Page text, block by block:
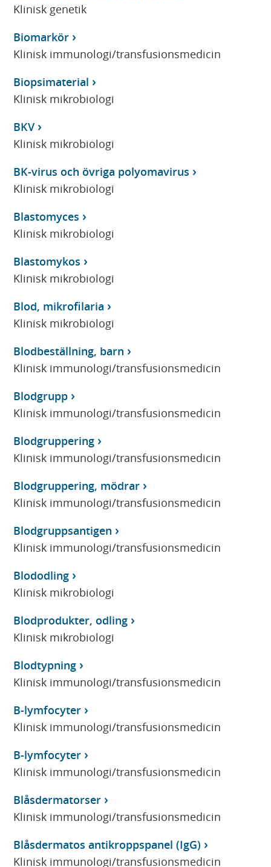
Klinisk genetik
Biomarkör
Klinisk immunologi/transfusionsmedicin
Biopsimaterial
Klinisk mikrobiologi
BKV
Klinisk mikrobiologi
BK-virus och övriga polyomavirus
Klinisk mikrobiologi
Blastomyces
Klinisk mikrobiologi
Blastomykos
Klinisk mikrobiologi
Blod, mikrofilaria
Klinisk mikrobiologi
Blodbeställning, barn
Klinisk immunologi/transfusionsmedicin
Blodgrupp
Klinisk immunologi/transfusionsmedicin
Blodgruppering
Klinisk immunologi/transfusionsmedicin
Blodgruppering, mödrar
Klinisk immunologi/transfusionsmedicin
Blodgruppsantigen
Klinisk immunologi/transfusionsmedicin
Blododling
Klinisk mikrobiologi
Blodprodukter, odling
Klinisk mikrobiologi
Blodtypning
Klinisk immunologi/transfusionsmedicin
B-lymfocyter
Klinisk immunologi/transfusionsmedicin
B-lymfocyter
Klinisk immunologi/transfusionsmedicin
Blåsdermatorser
Klinisk immunologi/transfusionsmedicin
Blåsdermatos antikroppspanel (IgG)
Klinisk immunologi/transfusionsmedicin